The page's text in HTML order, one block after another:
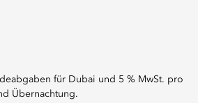
für Dubai und 5 % MwSt. pro
Übernachtung.